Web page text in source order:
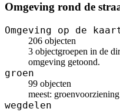
Omgeving rond de
Omgeving op de
206 objecten
3 objectgroepen in de
omgeving getoond.
groen
99 objecten
meest:
wegdelen